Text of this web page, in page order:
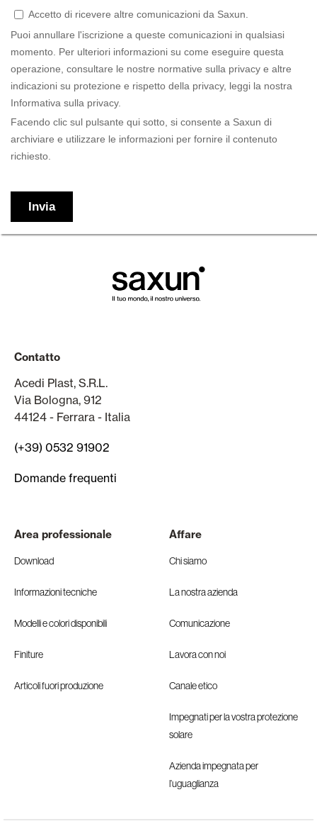
Contatto
Acedi Plast, S.R.L.
Via Bologna, 912
44124 - Ferrara - Italia
(+39) 0532 91902
Domande frequenti
Area professionale
Download
Informazioni tecniche
Modelli e colori disponibili
Finiture
Articoli fuori produzione
Affare
Chi siamo
La nostra azienda
Comunicazione
Lavora con noi
Canale etico
Impegnati per la vostra protezione
solare
Azienda impegnata per
l’uguaglianza